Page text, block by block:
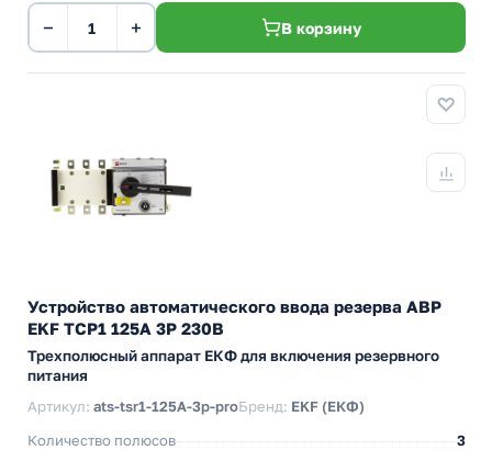
− + В корзину
Устройство автоматического ввода резерва АВР
EKF ТСР1 125А 3Р 230В
Трехполюсный аппарат ЕКФ для включения резервного
питания
Артикул: ats-tsr1-125A-3p-proБренд: EKF (ЕКФ)
Количество полюсов
3